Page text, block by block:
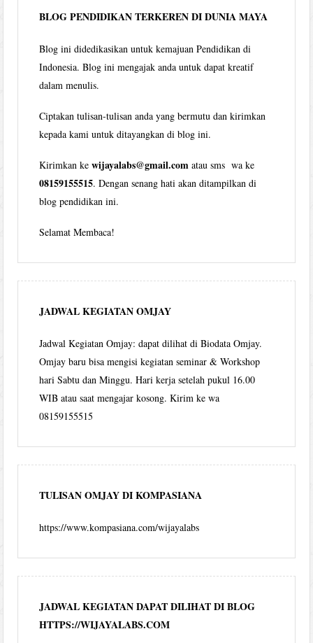
BLOG PENDIDIKAN TERKEREN DI DUNIA MAYA
Blog ini didedikasikan untuk kemajuan Pendidikan di
Indonesia. Blog ini mengajak anda untuk dapat kreatif
dalam menulis.
Ciptakan tulisan-tulisan anda yang bermutu dan kirimkan
kepada kami untuk ditayangkan di blog ini.
Kirimkan kewijayalabs@gmail.com atau sms wa ke
08159155515. Dengan senang hati akan ditampilkan di
blog pendidikan ini.
Selamat Membaca!
JADWAL KEGIATAN OMJAY
Jadwal Kegiatan Omjay: dapat dilihat di Biodata Omjay.
Omjay baru bisa mengisi kegiatan seminar & Workshop
hari Sabtu dan Minggu. Hari kerja setelah pukul 16.00
WIB atau saat mengajar kosong. Kirim ke wa
08159155515
TULISAN OMJAY DI KOMPASIANA
https://www.kompasiana.com/wijayalabs
JADWAL KEGIATAN DAPAT DILIHAT DI BLOG
HTTPS://WIJAYALABS.COM